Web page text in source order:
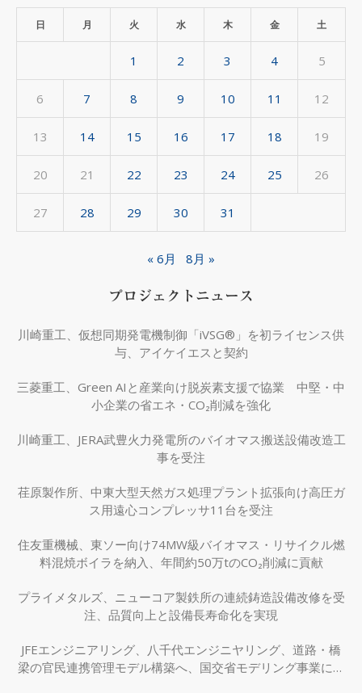
イ
日 月 火 水 木 金 土
1 2 3 4 5
6 7 8 9 10 11 12
13 14 15 16 17 18 19
20 21 22 23 24 25 26
27 28 29 30 31
« 6月 8月 »
プロジェクトニュース
川崎重工、仮想同期発電機制御「iVSG®」を初ライセンス供
与、アイケイエスと契約
三菱重工、Green AIと産業向け脱炭素支援で協業 中堅・中
小企業の省エネ・CO₂削減を強化
川崎重工、JERA武豊火力発電所のバイオマス搬送設備改造工
事を受注
荏原製作所、中東大型天然ガス処理プラント拡張向け高圧ガ
ス用遠心コンプレッサ11台を受注
住友重機械、東ソー向け74MW級バイオマス・リサイクル燃
料混焼ボイラを納入、年間約50万tのCO₂削減に貢献
プライメタルズ、ニューコア製鉄所の連続鋳造設備改修を受
注、品質向上と設備長寿命化を実現
JFEエンジニアリング、八千代エンジニヤリング、道路・橋
梁の官民連携管理モデル構築へ、国交省モデリング事業に採